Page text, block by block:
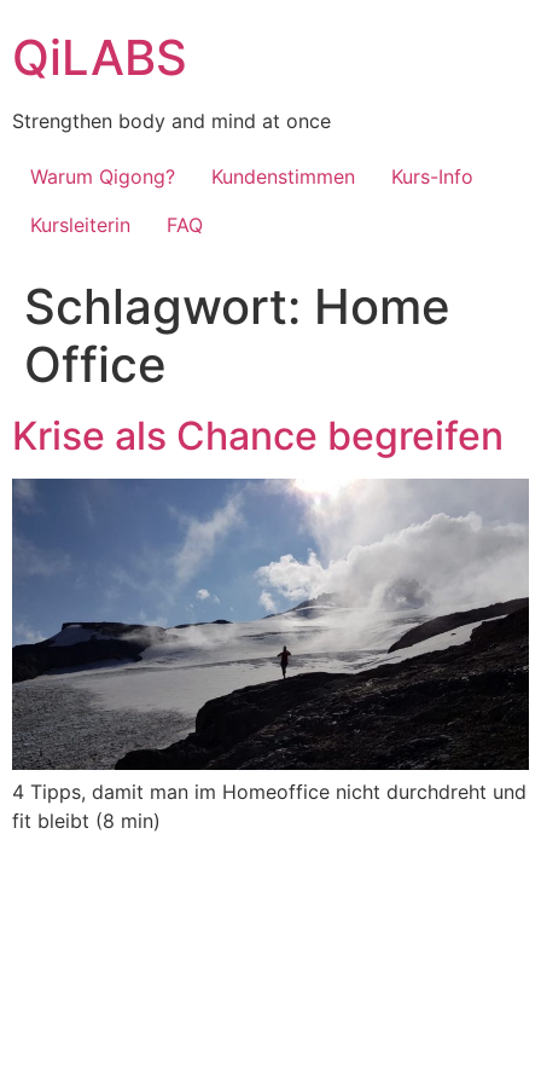
Inhalt
wechseln
QiLABS
Strengthen body and mind at once
Warum Qigong? Kundenstimmen
Kurs-Info
Kursleiterin
FAQ
Schlagwort: Home
Office
Krise als Chance begreifen
4 Tipps, damit man im Homeoffice nicht durchdreht und
fit bleibt (8 min)